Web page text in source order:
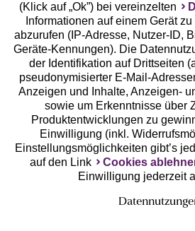
Geprüfte Sicherheit
Unsere Apps
(Klick auf „Ok”) bei vereinzelten
Informationen auf einem Gerät
abzurufen (IP-Adresse, Nutzer-ID,
Geräte-Kennungen). Die
der Identifikation auf Drittseiten
pseudonymisierter E-Mail-
Anzeigen und Inhalte, Anzeigen-
sowie um Erkenntnisse über
Produktentwicklungen zu
Einwilligung (inkl.
Einstellungsmöglichkeiten gibt’s
auf den Link
Cookies
Einwilligung jederzeit